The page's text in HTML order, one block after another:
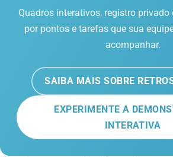
Quadros interativos, registro privado
por pontos e tarefas que sua
acompanhar.
SAIBA MAIS SOBRE
EXPERIMENTE A
INTERATIVA